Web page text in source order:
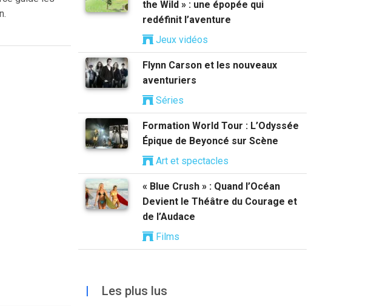
the Wild » : une épopée qui
redéfinit l’aventure
Jeux vidéos
Flynn Carson et les nouveaux
aventuriers
Séries
Formation World Tour : L’Odyssée
Épique de Beyoncé sur Scène
Art et spectacles
« Blue Crush » : Quand l’Océan
Devient le Théâtre du Courage et
de l’Audace
Films
| Les plus lus